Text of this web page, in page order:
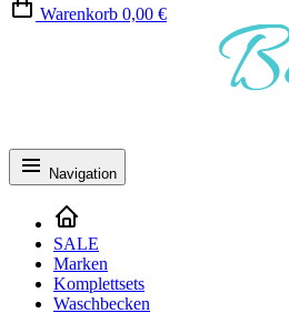
Warenkorb 0,00 €
Navigation
SALE
Marken
Komplettsets
Waschbecken